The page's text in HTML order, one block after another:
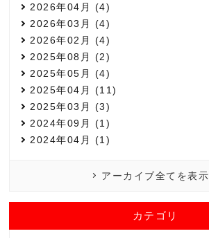
2026年04月 (4)
2026年03月 (4)
2026年02月 (4)
2025年08月 (2)
2025年05月 (4)
2025年04月 (11)
2025年03月 (3)
2024年09月 (1)
2024年04月 (1)
アーカイブ全てを表示
カテゴリ